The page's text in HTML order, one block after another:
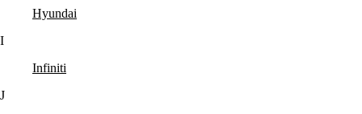
Hyundai
I
Infiniti
J